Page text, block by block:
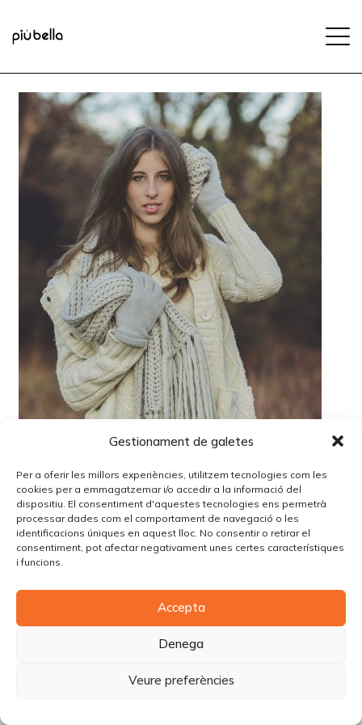
Gestionament de galetes
Per a oferir les millors experiències, utilitzem tecnologies com les
cookies per a emmagatzemar i/o accedir a la informació del
dispositiu. El consentiment d'aquestes tecnologies ens permetrà
processar dades com el comportament de navegació o les
identificacions úniques en aquest lloc. No consentir o retirar el
consentiment, pot afectar negativament unes certes característiques
i funcions.
Accepta
Denega
Veure preferències
Lo siento, debes estarconectado para publicar un
comentario.
© Copyright Piùbella Models Agency2026
Creative Corner Agency